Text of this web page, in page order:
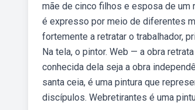
mãe de cinco filhos e esposa de um
é expresso por meio de diferentes
fortemente a retratar o trabalhador,
Na tela, o pintor. Web — a obra
conhecida dela seja a obra
santa ceia, é uma pintura que
discípulos. Webretirantes é uma